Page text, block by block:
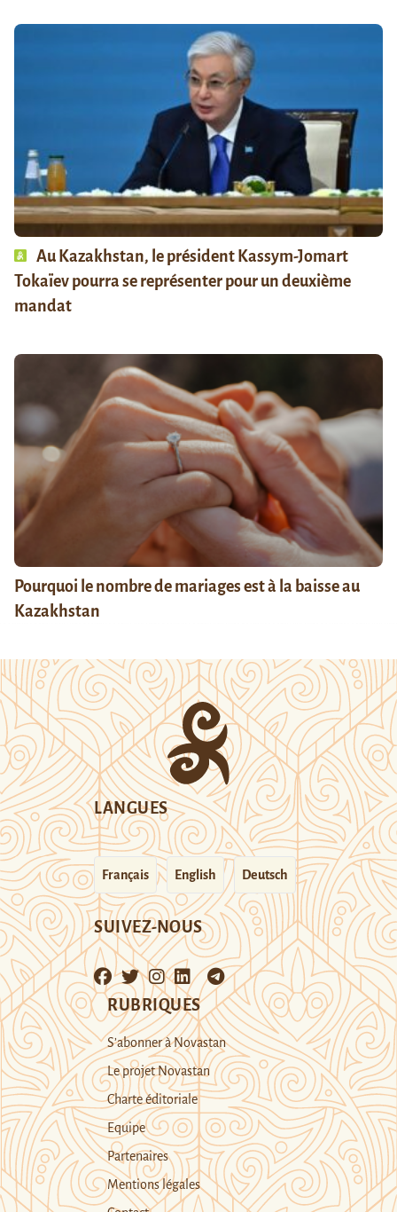
Au Kazakhstan, le président Kassym-Jomart
Tokaïev pourra se représenter pour un deuxième
mandat
Pourquoi le nombre de mariages est à la baisse au
Kazakhstan
LANGUES
Français English Deutsch
SUIVEZ-NOUS
RUBRIQUES
S’abonner à Novastan
Le projet Novastan
Charte éditoriale
Equipe
Partenaires
Mentions légales